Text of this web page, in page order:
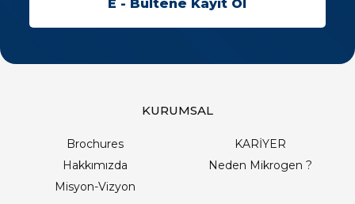
KURUMSAL
Brochures
KARİYER
Hakkımızda
Neden Mikrogen ?
Misyon-Vizyon